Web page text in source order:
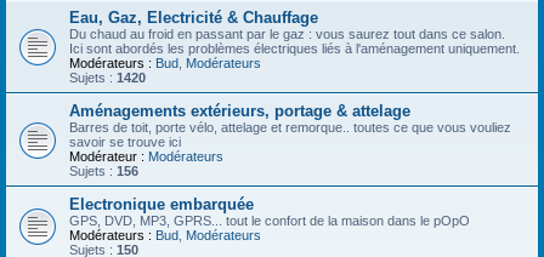
Eau, Gaz, Electricité & Chauffage
Du chaud au froid en passant par le gaz : vous saurez tout dans ce salon.
Ici sont abordés les problèmes électriques liés à l'aménagement uniquement.
Modérateurs : Bud Modérateurs
Sujets : 1420
Aménagements extérieurs, portage & attelage
Barres de toit, porte vélo, attelage et remorque.. toutes ce que vous vouliez
savoir se trouve ici
Modérateur : Modérateurs
Sujets : 156
Electronique embarquée
GPS, DVD, MP3, GPRS... tout le confort de la maison dans le pOpO
Modérateurs : Bud Modérateurs
Sujets : 150